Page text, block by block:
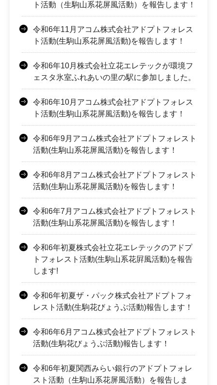
ト活動（生駒山系花屏風活動）を報告します！
令和6年11月アコム株式会社アドプトフォレス
ト活動(生駒山系花屏風活動)を報告します！
令和6年10月株式会社立花エレテックが環境フ
ェスタ氷室ふれあいの里の駅に参加しました。
令和6年10月アコム株式会社アドプトフォレス
ト活動(生駒山系花屏風活動)を報告します！
令和6年9月アコム株式会社アドプトフォレスト
活動(生駒山系花屏風活動)を報告します！
令和6年8月アコム株式会社アドプトフォレスト
活動(生駒山系花屏風活動)を報告します！
令和6年7月アコム株式会社アドプトフォレスト
活動(生駒山系花屏風活動)を報告します！
令和6年初夏株式会社立花エレテックのアドプ
トフォレスト活動(生駒山系花屛風活動)を報告
します!
令和6年初夏ザ・パック株式会社アドプトフォ
レスト活動(生駒花びょうぶ活動)報告します！
令和6年6月アコム株式会社アドプトフォレスト
活動(生駒花びょうぶ活動)報告します！
令和6年初夏関西みらい銀行のアドプトフォレ
スト活動（生駒山系花屏風活動）を報告しま